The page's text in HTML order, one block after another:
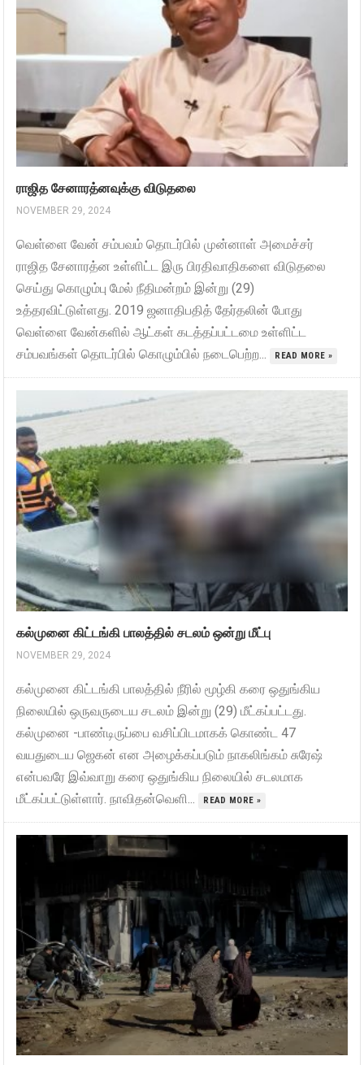
ராஜித சேனாரத்னவுக்கு விடுதலை
NOVEMBER 29, 2024
வெள்ளை வேன் சம்பவம் தொடர்பில் முன்னாள் அமைச்சர்
ராஜித சேனாரத்ன உள்ளிட்ட இரு பிரதிவாதிகளை விடுதலை
செய்து கொழும்பு மேல் நீதிமன்றம் இன்று (29)
உத்தரவிட்டுள்ளது. 2019 ஜனாதிபதித் தேர்தலின் போது
வெள்ளை வேன்களில் ஆட்கள் கடத்தப்பட்டமை உள்ளிட்ட
சம்பவங்கள் தொடர்பில் கொழும்பில் நடைபெற்ற...
READ MORE »
கல்முனை கிட்டங்கி பாலத்தில் சடலம் ஒன்று மீட்பு
NOVEMBER 29, 2024
கல்முனை கிட்டங்கி பாலத்தில் நீரில் மூழ்கி கரை ஒதுங்கிய
நிலையில் ஒருவருடைய சடலம் இன்று (29) மீட்கப்பட்டது.
கல்முனை -பாண்டிருப்பை வசிப்பிடமாகக் கொண்ட 47
வயதுடைய ஜெகன் என அழைக்கப்படும் நாகலிங்கம் சுரேஷ்
என்பவரே இவ்வாறு கரை ஒதுங்கிய நிலையில் சடலமாக
மீட்கப்பட்டுள்ளார். நாவிதன்வெளி...
READ MORE »